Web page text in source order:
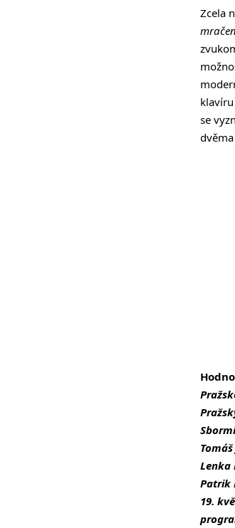
Zcela
mračen
klavíru
se
Lenka
Patrik
19.